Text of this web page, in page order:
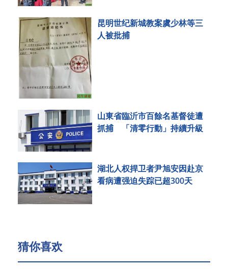
昆明世纪新城教案虞少林等三
人被批捕
山東省臨沂市百餘名基督徒遭
抓捕 「清零行動」持續升級
湖北人权捍卫者尹旭安因赴京
看病遭强迫失踪已超300天
猜你喜欢